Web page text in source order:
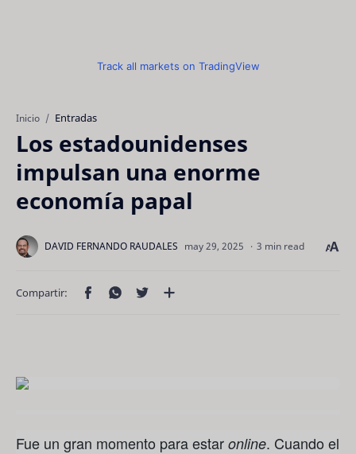
Track all markets on TradingView
Inicio Entradas
Los estadounidenses
impulsan una enorme
economía papal
3 min read
Fue un gran momento para estar online. Cuando el